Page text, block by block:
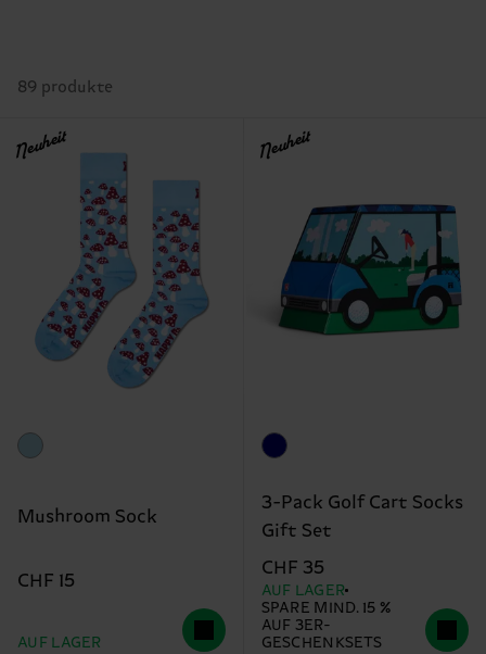
89 produkte
Neuheit
Mushroom Sock
CHF 15
AUF LAGER
Neuheit
3-Pack Golf Cart Socks
Gift Set
CHF 35
AUF LAGER
SPARE MIND. 15 %
AUF 3ER-
GESCHENKSETS